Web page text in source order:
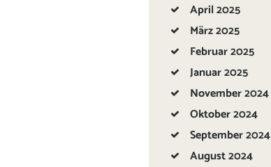
April2025
März2025
Februar2025
Januar2025
November2024
Oktober2024
September2024
August2024